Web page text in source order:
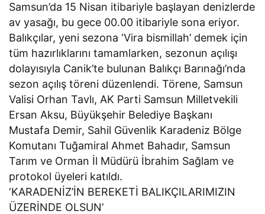
Samsun’da 15 Nisan itibariyle başlayan denizlerde
av yasağı, bu gece 00.00 itibariyle sona eriyor.
Balıkçılar, yeni sezona ‘Vira bismillah’ demek için
tüm hazırlıklarını tamamlarken, sezonun açılışı
dolayısıyla Canik’te bulunan Balıkçı Barınağı’nda
sezon açılış töreni düzenlendi. Törene, Samsun
Valisi Orhan Tavlı, AK Parti Samsun Milletvekili
Ersan Aksu, Büyükşehir Belediye Başkanı
Mustafa Demir, Sahil Güvenlik Karadeniz Bölge
Komutanı Tuğamiral Ahmet Bahadır, Samsun
Tarım ve Orman İl Müdürü İbrahim Sağlam ve
protokol üyeleri katıldı.
‘KARADENİZ’İN BEREKETİ BALIKÇILARIMIZIN
ÜZERİNDE OLSUN’